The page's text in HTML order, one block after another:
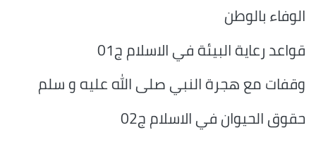
الوفاء بالوطن
قواعد رعاية البيئة في الاسلام ج01
وقفات مع هجرة النبي صلى الله عليه و سلم
حقوق الحيوان في الاسلام ج02